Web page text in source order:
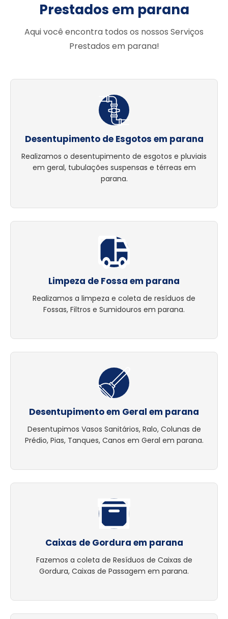
Prestados em parana
Aqui você encontra todos os nossos Serviços
Prestados em parana!
Desentupimento de Esgotos em parana
Realizamos o desentupimento de esgotos e pluviais
em geral, tubulações suspensas e térreas em
parana.
Limpeza de Fossa em parana
Realizamos a limpeza e coleta de resíduos de
Fossas, Filtros e Sumidouros em parana.
Desentupimento em Geral em parana
Desentupimos Vasos Sanitários, Ralo, Colunas de
Prédio, Pias, Tanques, Canos em Geral em parana.
Caixas de Gordura em parana
Fazemos a coleta de Resíduos de Caixas de
Gordura, Caixas de Passagem em parana.